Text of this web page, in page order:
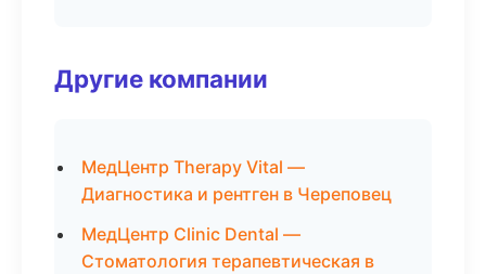
Другие компании
МедЦентр Therapy Vital —
Диагностика и рентген в Череповец
МедЦентр Clinic Dental —
Стоматология терапевтическая в